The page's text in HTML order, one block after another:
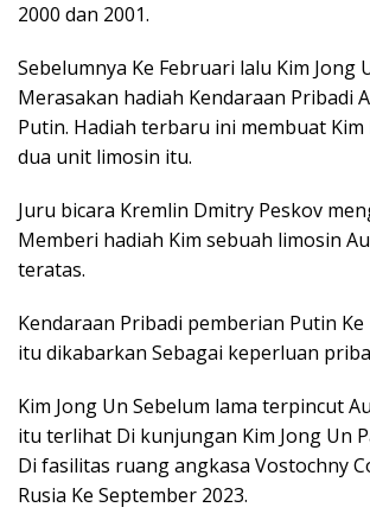
2000 dan 2001.
Sebelumnya Ke Februari lalu Kim Jong
Merasakan hadiah Kendaraan Pribadi
Putin. Hadiah terbaru ini membuat
dua unit limosin itu.
Juru bicara Kremlin Dmitry Peskov
Memberi hadiah Kim sebuah limosin
teratas.
Kendaraan Pribadi pemberian Putin
itu dikabarkan Sebagai keperluan
Kim Jong Un Sebelum lama terpincut
itu terlihat Di kunjungan Kim Jong Un
Di fasilitas ruang angkasa Vostochny
Rusia Ke September 2023.